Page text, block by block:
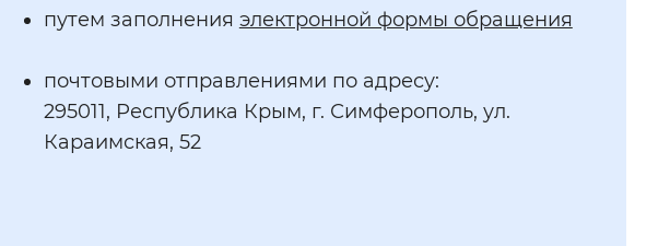
путем заполнения электронной формы обращения
почтовыми отправлениями по адресу:
295011, Республика Крым, г. Симферополь, ул.
Караимская, 52